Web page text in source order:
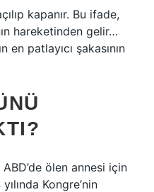
kapanır. Bu ifade,
hareketinden gelir…
en patlayıcı şakasının
ABD’de ölen annesi için
Kongre’nin